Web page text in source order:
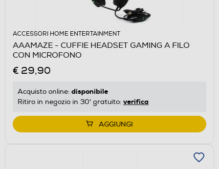
ACCESSORI HOME ENTERTAINMENT
AAAMAZE - CUFFIE HEADSET GAMING A FILO
CON MICROFONO
€ 29,90
Acquisto online: disponibile
Ritiro in negozio in 30' gratuito: verifica
AGGIUNGI